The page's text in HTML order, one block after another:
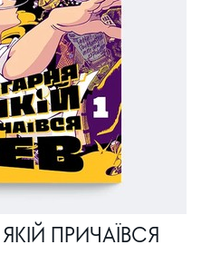
ПРИЧАЇВСЯ